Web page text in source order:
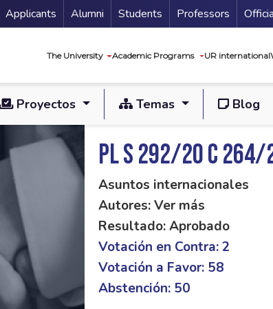
Menu Secundario
Applicants Alumni Students Professors
The University Academic Programs UR international
Proyectos Temas Blog
PL S 292/20 C 264/
Asuntos internacionales
Autores: Ver más
Resultado: Aprobado
Votación en Contra: 2
Votación a Favor: 58
Abstención: 50